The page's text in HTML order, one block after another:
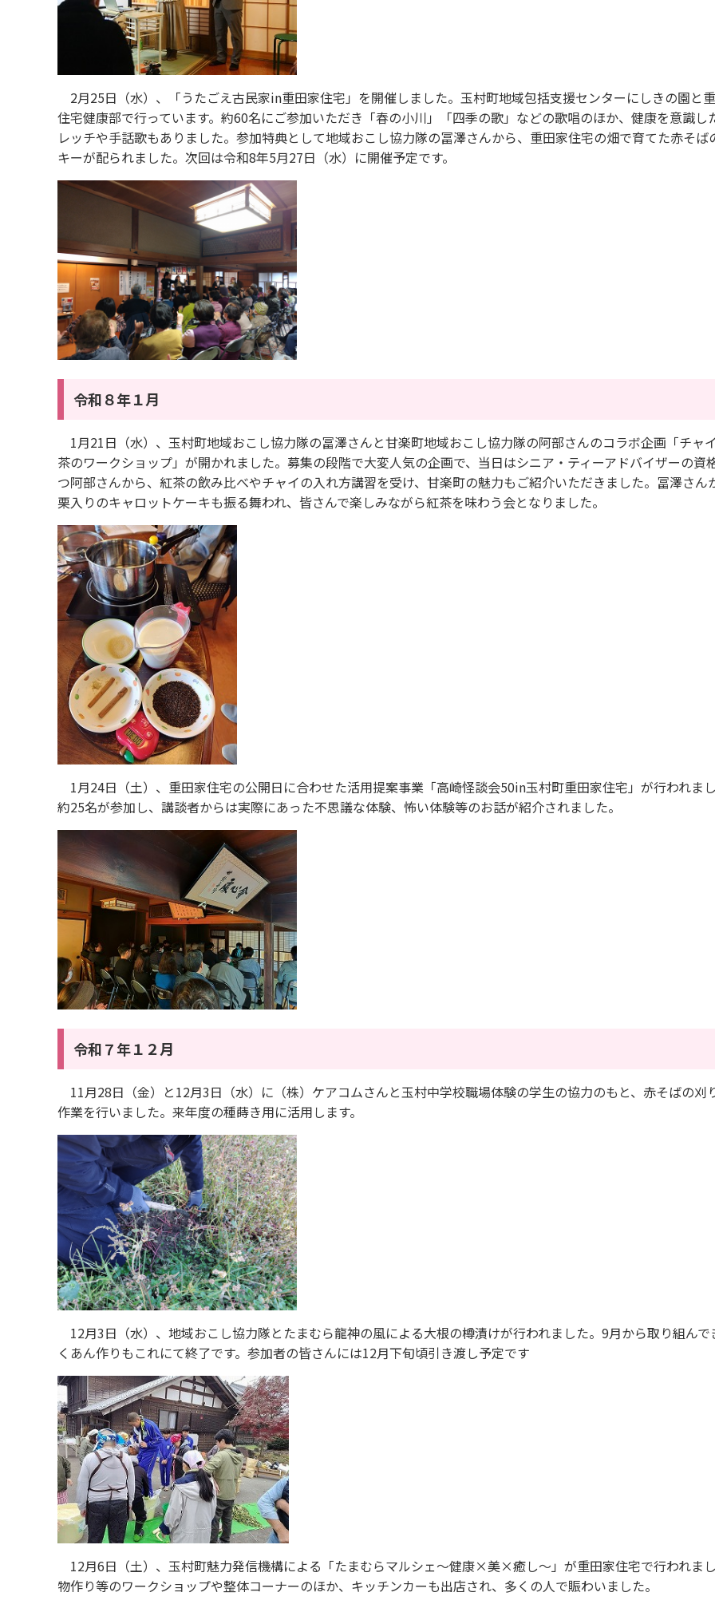
2月25日（水）、「うたごえ古民家in重田家住宅」を開催しました。玉村町地域包括支援センターにしきの園と
住宅健康部で行っています。約60名にご参加いただき「春の小川」「四季の歌」などの歌唱のほか、健康を意識し
レッチや手話歌もありました。参加特典として地域おこし協力隊の冨澤さんから、重田家住宅の畑で育てた赤そば
キーが配られました。次回は令和8年5月27日（水）に開催予定です。
令和８年１月
1月21日（水）、玉村町地域おこし協力隊の冨澤さんと甘楽町地域おこし協力隊の阿部さんのコラボ企画「チャ
茶のワークショップ」が開かれました。募集の段階で大変人気の企画で、当日はシニア・ティーアドバイザーの資
つ阿部さんから、紅茶の飲み比べやチャイの入れ方講習を受け、甘楽町の魅力もご紹介いただきました。冨澤さん
栗入りのキャロットケーキも振る舞われ、皆さんで楽しみながら紅茶を味わう会となりました。
1月24日（土）、重田家住宅の公開日に合わせた活用提案事業「高崎怪談会50in玉村町重田家住宅」が行われま
約25名が参加し、講談者からは実際にあった不思議な体験、怖い体験等のお話が紹介されました。
令和７年１２月
11月28日（金）と12月3日（水）に（株）ケアコムさんと玉村中学校職場体験の学生の協力のもと、赤そばの刈
作業を行いました。来年度の種蒔き用に活用します。
12月3日（水）、地域おこし協力隊とたまむら龍神の風による大根の樽漬けが行われました。9月から取り組んで
くあん作りもこれにて終了です。参加者の皆さんには12月下旬頃引き渡し予定です
12月6日（土）、玉村町魅力発信機構による「たまむらマルシェ～健康×美×癒し～」が重田家住宅で行われま
物作り等のワークショップや整体コーナーのほか、キッチンカーも出店され、多くの人で賑わいました。